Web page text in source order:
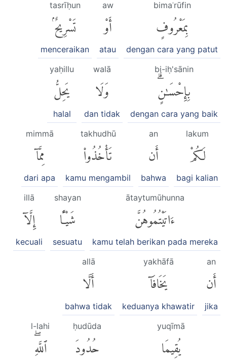
bimaʿrūfin
بِمَعْرُوفٍ
dengan cara yang patut
aw
أَوْ
atau
tasrīḥun
تَسْرِيحٌۢ
menceraikan
bi-iḥ'sānin
بِإِحْسَٰنٍۗ
dengan cara yang baik
walā
وَلَا
dan tidak
yaḥillu
يَحِلُّ
halal
lakum
لَكُمْ
bagi kalian
an
أَن
bahwa
takhudhū
تَأْخُذُوا۟
kamu mengambil
mimmā
مِمَّآ
dari apa
ātaytumūhunna
ءَاتَيْتُمُوهُنَّ
kamu telah berikan pada mereka
shayan
شَيْـًٔا
sesuatu
illā
إِلَّآ
kecuali
an
أَن
jika
yakhāfā
يَخَافَآ
keduanya khawatir
allā
أَلَّا
bahwa tidak
yuqīmā
يُقِيمَا
ḥudūda
حُدُودَ
l-lahi
ٱللَّهِۖ